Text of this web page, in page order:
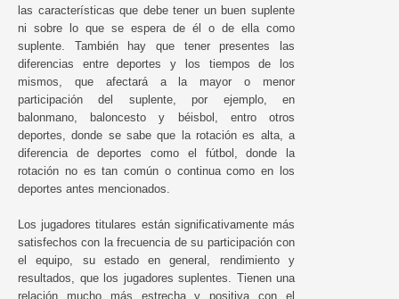
las características que debe tener un buen suplente
ni sobre lo que se espera de él o de ella como
suplente. También hay que tener presentes las
diferencias entre deportes y los tiempos de los
mismos, que afectará a la mayor o menor
participación del suplente, por ejemplo, en
balonmano, baloncesto y béisbol, entro otros
deportes, donde se sabe que la rotación es alta, a
diferencia de deportes como el fútbol, donde la
rotación no es tan común o continua como en los
deportes antes mencionados.
Los jugadores titulares están significativamente más
satisfechos con la frecuencia de su participación con
el equipo, su estado en general, rendimiento y
resultados, que los jugadores suplentes. Tienen una
relación mucho más estrecha y positiva con el